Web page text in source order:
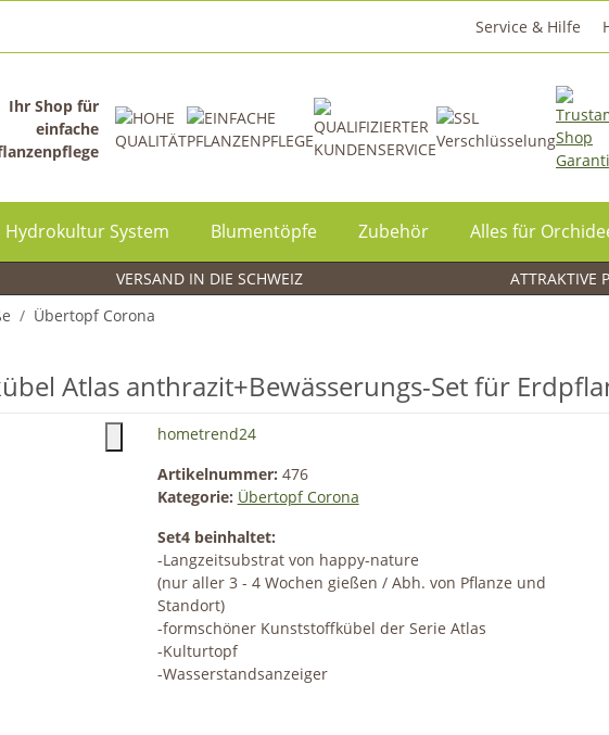
Service & Hilfe
Ihr Shop für
einfache
Hydrokultur System Blumentöpfe Zubehör Alles für
VERSAND IN DIE SCHWEIZ
ATTRAKTIVE
Übertopf Corona
Atlas anthrazit+Bewässerungs-Set für
hometrend24
Artikelnummer: 476
Kategorie: Übertopf Corona
Set4 beinhaltet:
-Langzeitsubstrat von happy-nature
(nur aller 3 - 4 Wochen gießen / Abh. von Pflanze und
Standort)
-formschöner Kunststoffkübel der Serie Atlas
-Kulturtopf
-Wasserstandsanzeiger